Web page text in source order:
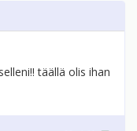
täällä olis ihan